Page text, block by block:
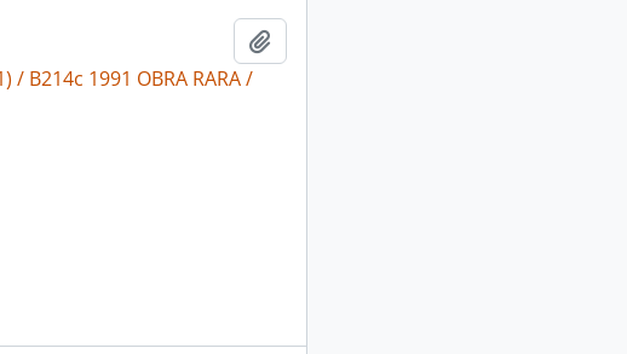
/ B214c 1991 OBRA RARA /